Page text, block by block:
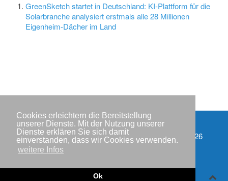
Cookies erleichtern die Bereitstellung
unserer Dienste. Mit der Nutzung unserer
Dienste erklären Sie sich damit
einverstanden, dass wir Cookies verwenden.
weitere Infos
Ok
GreenSketch startet in Deutschland: KI-Plattform für die
Solarbranche analysiert erstmals alle 28 Millionen
Eigenheim-Dächer im Land
Impressum
Datenschutzerklärung
Kontakt
Copyright © IWR 2026